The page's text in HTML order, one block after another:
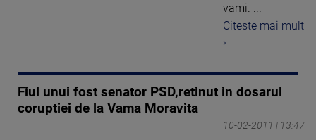
vami. ...
Citeste mai mult
›
Fiul unui fost senator PSD,retinut in dosarul
coruptiei de la Vama Moravita
10-02-2011 | 13:47